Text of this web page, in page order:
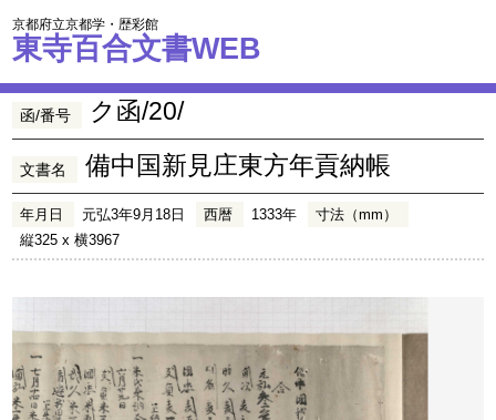
京都府立京都学・歴彩館
東寺百合文書WEB
函/番号 ク函/20/
文書名 備中国新見庄東方年貢納帳
年月日 元弘3年9月18日 西暦 1333年
寸法（mm）
縦325 x 横3967